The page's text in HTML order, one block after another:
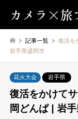
カメラ×旅
記事一覧
復活を
岩手県盛岡市
花火大会 岩手県
復活をかけて
岡どんぱ | 岩